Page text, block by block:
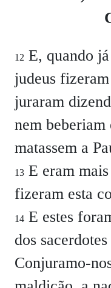
12 E, quando
judeus
juraram
nem beberiam
matassem a
13 E eram
fizeram esta
14 E estes
dos
Conjuramo-